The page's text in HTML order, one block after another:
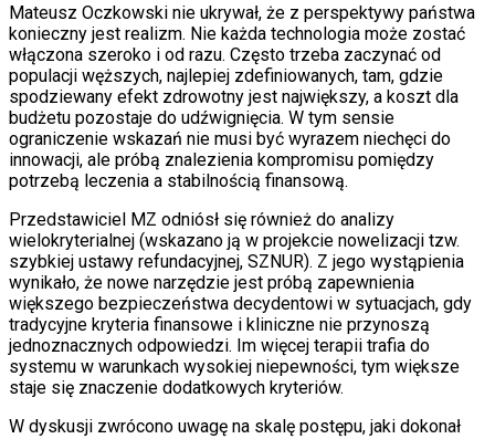
Mateusz Oczkowski nie ukrywał, że z perspektywy państwa
konieczny jest realizm. Nie każda technologia może zostać
włączona szeroko i od razu. Często trzeba zaczynać od
populacji węższych, najlepiej zdefiniowanych, tam, gdzie
spodziewany efekt zdrowotny jest największy, a koszt dla
budżetu pozostaje do udźwignięcia. W tym sensie
ograniczenie wskazań nie musi być wyrazem niechęci do
innowacji, ale próbą znalezienia kompromisu pomiędzy
potrzebą leczenia a stabilnością finansową.
Przedstawiciel MZ odniósł się również do analizy
wielokryterialnej (wskazano ją w projekcie nowelizacji tzw.
szybkiej ustawy refundacyjnej, SZNUR). Z jego wystąpienia
wynikało, że nowe narzędzie jest próbą zapewnienia
większego bezpieczeństwa decydentowi w sytuacjach, gdy
tradycyjne kryteria finansowe i kliniczne nie przynoszą
jednoznacznych odpowiedzi. Im więcej terapii trafia do
systemu w warunkach wysokiej niepewności, tym większe
staje się znaczenie dodatkowych kryteriów.
W dyskusji zwrócono uwagę na skalę postępu, jaki dokonał